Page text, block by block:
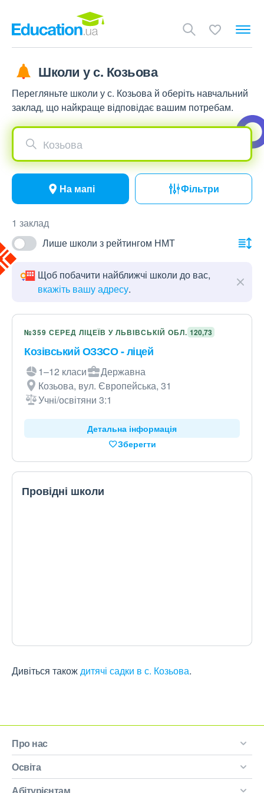
Школи у с. Козьова
Перегляньте школи у с. Козьова й оберіть навчальний
заклад, що найкраще відповідає вашим потребам.
Козьова
На мапі Фільтри
1 заклад
Лише школи з рейтингом НМТ
Щоб побачити найближчі школи до вас,
вкажіть вашу адресу.
№359 СЕРЕД ЛІЦЕЇВ У ЛЬВІВСЬКІЙ ОБЛ. 120,73
Козівський ОЗЗСО - ліцей
1–12 класи
Державна
Козьова, вул. Європейська, 31
Учні/освітяни 3:1
Детальна інформація
Зберегти
Провідні школи
Дивіться такождитячі садки в с. Козьова.
Про нас
Освіта